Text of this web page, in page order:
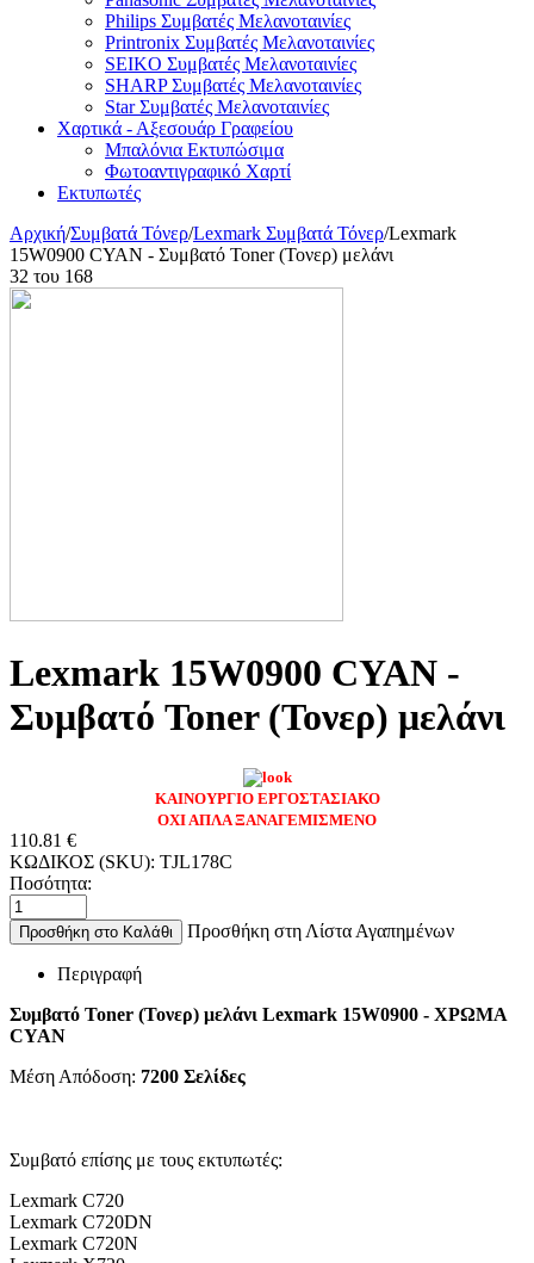
Philips Συμβατές Μελανοταινίες
Printronix Συμβατές Μελανοταινίες
SEIKO Συμβατές Μελανοταινίες
SHARP Συμβατές Μελανοταινίες
Star Συμβατές Μελανοταινίες
Χαρτικά - Αξεσουάρ Γραφείου
Μπαλόνια Εκτυπώσιμα
Φωτοαντιγραφικό Χαρτί
Εκτυπωτές
Αρχική/Συμβατά Τόνερ/Lexmark Συμβατά Τόνερ/Lexmark
15W0900 CYAN - Συμβατό Toner (Τονερ) μελάνι
32 του 168
Lexmark 15W0900 CYAN -
Συμβατό Toner (Τονερ) μελάνι
ΚΑΙΝΟΥΡΓΙΟ ΕΡΓΟΣΤΑΣΙΑΚΟ
ΟΧΙ ΑΠΛΑ ΞΑΝΑΓΕΜΙΣΜΕΝΟ
110.81 €
ΚΩΔΙΚΟΣ (SKU): TJL178C
Ποσότητα:
Προσθήκη στο Καλάθι Προσθήκη στη Λίστα Αγαπημένων
Περιγραφή
Συμβατό Toner (Τονερ) μελάνι Lexmark 15W0900 - ΧΡΩΜΑ
CYAN
Μέση Απόδοση: 7200 Σελίδες
Συμβατό επίσης με τους εκτυπωτές:
Lexmark C720
Lexmark C720DN
Lexmark C720N